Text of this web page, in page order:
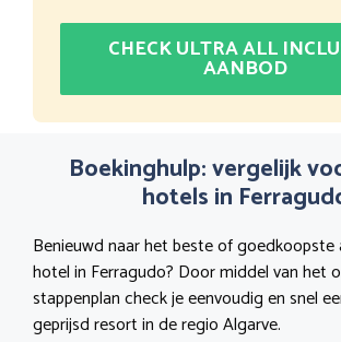
CHECK ULTRA ALL
AANBOD
Boekinghulp: vergelijk
hotels in
Benieuwd naar het beste of goedkoopste
hotel in Ferragudo? Door middel van het
stappenplan check je eenvoudig en snel
geprijsd resort in de regio Algarve.